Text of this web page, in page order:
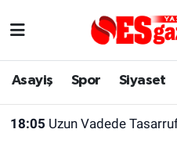
Asayiş Spor Siyaset
18:05 Uzun Vadede
Asayiş
Yaşam
Eskişehir Nöbetçi